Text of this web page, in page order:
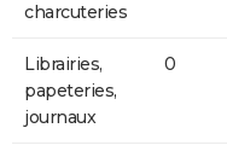
charcuteries
Librairies,
papeteries,
journaux
0